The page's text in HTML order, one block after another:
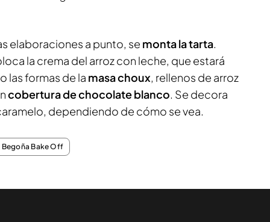
elaboraciones a punto, se monta la tarta.
la crema del arroz con leche, que estará
las formas de la masa choux, rellenos de arroz
cobertura de chocolate blanco. Se decora
dependiendo de cómo se vea.
Begoña Bake Off